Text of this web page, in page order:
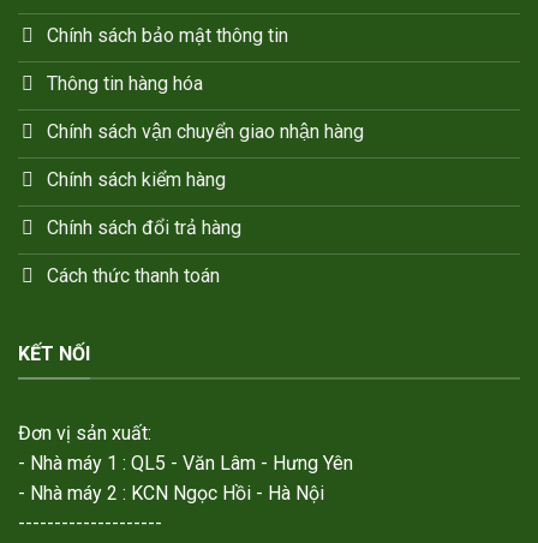
Chính sách bảo mật thông tin
Thông tin hàng hóa
Chính sách vận chuyển giao nhận hàng
Chính sách kiểm hàng
Chính sách đổi trả hàng
Cách thức thanh toán
KẾT NỐI
Đơn vị sản xuất:
- Nhà máy 1 : QL5 - Văn Lâm - Hưng Yên
- Nhà máy 2 : KCN Ngọc Hồi - Hà Nội
--------------------